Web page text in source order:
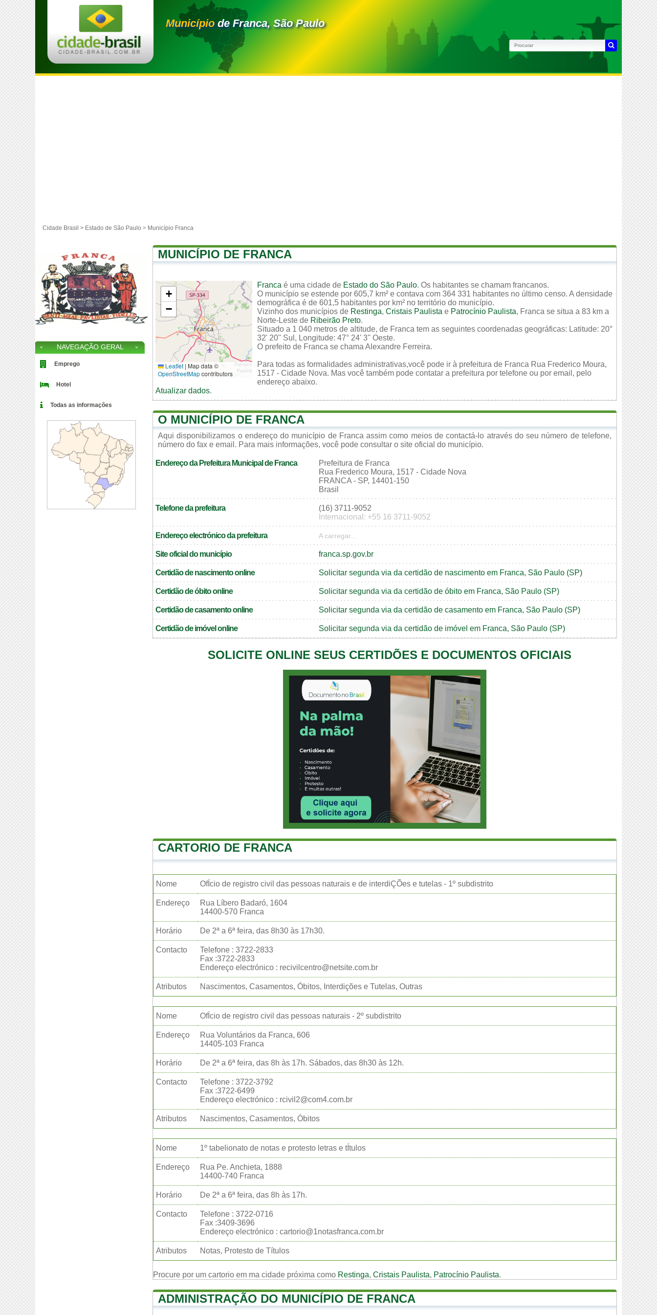
Municípiode Franca, São Paulo
Cidade Brasil > Estado de São Paulo > Município Franca
MUNICÍPIO DE FRANCA
+
−
Leaflet | Map data ©
OpenStreetMapcontributors
Franca é uma cidade de Estado do São Paulo. Os habitantes se chamam francanos.
O município se estende por 605,7 km² e contava com 364 331 habitantes no último censo. A densidade
demográfica é de 601,5 habitantes por km² no território do município.
Vizinho dos municípios de Restinga, Cristais Paulista e Patrocínio Paulista, Franca se situa a 83 km a
Norte-Leste de Ribeirão Preto.
Situado a 1 040 metros de altitude, de Franca tem as seguintes coordenadas geográficas: Latitude: 20°
32' 20'' Sul, Longitude: 47° 24' 3'' Oeste.
O prefeito de Franca se chama Alexandre Ferreira.
Para todas as formalidades administrativas,você pode ir à prefeitura de Franca Rua Frederico Moura,
1517 - Cidade Nova. Mas você também pode contatar a prefeitura por telefone ou por email, pelo
endereço abaixo.
Atualizar dados.
O MUNICÍPIO DE FRANCA
Aqui disponibilizamos o endereço do município de Franca assim como meios de contactá-lo através do seu número de telefone,
número do fax e email. Para mais informações, você pode consultar o site oficial do município.
Endereço da Prefeitura Municipal de Franca
Prefeitura de Franca
Rua Frederico Moura, 1517 - Cidade Nova
FRANCA - SP, 14401-150
Brasil
Telefone da prefeitura
(16) 3711-9052
Internacional: +55 16 3711-9052
Endereço electrónico da prefeitura A carregar...
Site oficial do município franca.sp.gov.br
Certidão de nascimento online Solicitar segunda via da certidão de nascimento em Franca, São Paulo (SP)
Certidão de óbito online Solicitar segunda via da certidão de óbito em Franca, São Paulo (SP)
Certidão de casamento online Solicitar segunda via da certidão de casamento em Franca, São Paulo (SP)
Certidão de imóvel online Solicitar segunda via da certidão de imóvel em Franca, São Paulo (SP)
SOLICITE ONLINE SEUS CERTIDÕES E DOCUMENTOS OFICIAIS
CARTORIO DE FRANCA
Nome OfÍcio de registro civil das pessoas naturais e de interdiÇÕes e tutelas - 1º subdistrito
Endereço
Rua Líbero Badaró, 1604
14400-570 Franca
Horário De 2ª a 6ª feira, das 8h30 às 17h30.
Contacto
Telefone : 3722-2833
Fax :3722-2833
Endereço electrónico : recivilcentro@netsite.com.br
Atributos Nascimentos, Casamentos, Óbitos, Interdições e Tutelas, Outras
Nome OfÍcio de registro civil das pessoas naturais - 2º subdistrito
Endereço
Rua Voluntários da Franca, 606
14405-103 Franca
Horário De 2ª a 6ª feira, das 8h às 17h. Sábados, das 8h30 às 12h.
Contacto
Telefone : 3722-3792
Fax :3722-6499
Endereço electrónico : rcivil2@com4.com.br
Atributos Nascimentos, Casamentos, Óbitos
Nome 1º tabelionato de notas e protesto letras e tÍtulos
Endereço
Rua Pe. Anchieta, 1888
14400-740 Franca
Horário De 2ª a 6ª feira, das 8h às 17h.
Contacto
Telefone : 3722-0716
Fax :3409-3696
Endereço electrónico : cartorio@1notasfranca.com.br
Atributos Notas, Protesto de Títulos
Procure por um cartorio em ma cidade próxima como Restinga, Cristais Paulista, Patrocínio Paulista.
ADMINISTRAÇÃO DO MUNICÍPIO DE FRANCA
NAVEGAÇÃO GERAL
Emprego
Hotel
Todas as informações